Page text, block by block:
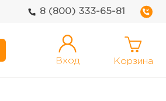
8 (800) 333-65-81
Вход Корзина